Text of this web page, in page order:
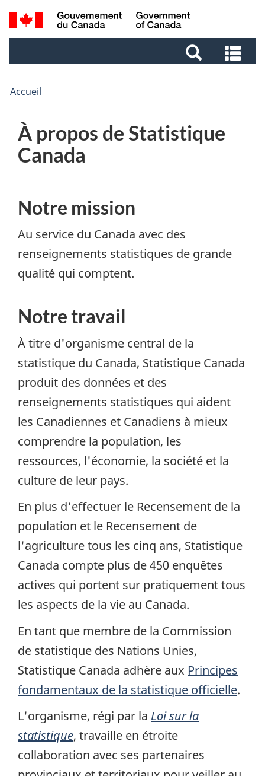
Passer
au
Gestionnaire
Aller
au
Aller
au
Passer
à
Recherche
et
et
Accueil
À propos de Statistique
Canada
Notre mission
Au service du Canada avec des
renseignements statistiques de grande
qualité qui comptent.
Notre travail
À titre d'organisme central de la
statistique du Canada, Statistique Canada
produit des données et des
renseignements statistiques qui aident
les Canadiennes et Canadiens à mieux
comprendre la population, les
ressources, l'économie, la société et la
culture de leur pays.
En plus d'effectuer le Recensement de la
population et le Recensement de
l'agriculture tous les cinq ans, Statistique
Canada compte plus de 450 enquêtes
actives qui portent sur pratiquement tous
les aspects de la vie au Canada.
En tant que membre de la Commission
de statistique des Nations Unies,
Statistique Canada adhère aux Principes
fondamentaux de la statistique officielle.
L'organisme, régi par la Loi sur la
statistique, travaille en étroite
collaboration avec ses partenaires